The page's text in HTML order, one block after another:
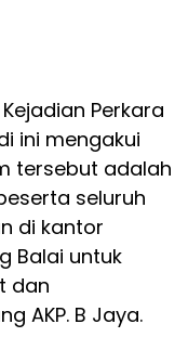
Perkara
ini mengakui
tersebut adalah
seluruh
di kantor
Balai untuk
dan
AKP. B Jaya.